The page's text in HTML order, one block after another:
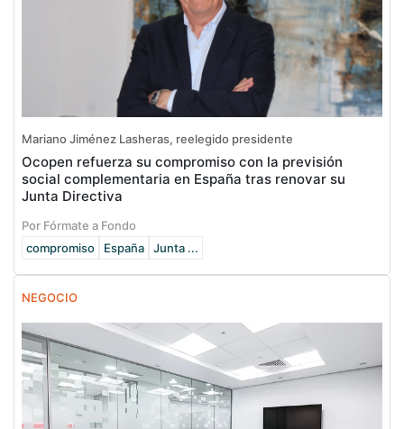
Mariano Jiménez Lasheras, reelegido presidente
Ocopen refuerza su compromiso con la previsión
social complementaria en España tras renovar su
Junta Directiva
Por Fórmate a Fondo
compromiso
España Junta ...
NEGOCIO